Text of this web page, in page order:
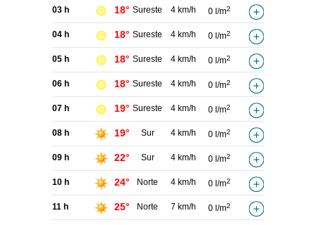
03 h 18° Sureste 4 km/h 0 l/m2
04 h 18° Sureste 4 km/h 0 l/m2
05 h 18° Sureste 4 km/h 0 l/m2
06 h 18° Sureste 4 km/h 0 l/m2
07 h 19° Sureste 4 km/h 0 l/m2
08 h 19° Sur 4 km/h 0 l/m2
09 h 22° Sur 4 km/h 0 l/m2
10 h 24° Norte 4 km/h 0 l/m2
11 h 25° Norte 7 km/h 0 l/m2